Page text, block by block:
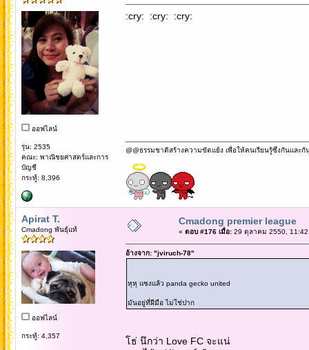
ออฟไลน์
รุ่น: 2535
คณะ: พาณิชยศาสตร์และการ
บัญชี
กระทู้: 8,396
:cry: :cry: :cry:
@@ธรรมชาติสร้างความขัดแย้ง เพื่อให้คนเรียนรู้ซึ่งกันและกั
Apirat T.
Cmadong พันธุ์แท้
ออฟไลน์
กระทู้: 4,357
Cmadong premier league
« ตอบ #176 เมื่อ:29 ตุลาคม 2550,
อ้างจาก: "jviruch-78"
หุหุ แซงแล้ว panda gecko united
มันอยู่ที่ฝีมือ ไม่ใช่ปาก
โธ่ นึกว่า Love FC จะแน่